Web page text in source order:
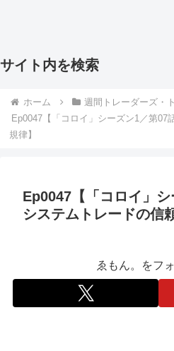
サイト内を検索
ホーム
週間トレーダーズ・
Ep0047【「コロイ」シーズン1／第07
規律】
Ep0047【「コロイ」
システムトレードの信
ゑもん。をフ